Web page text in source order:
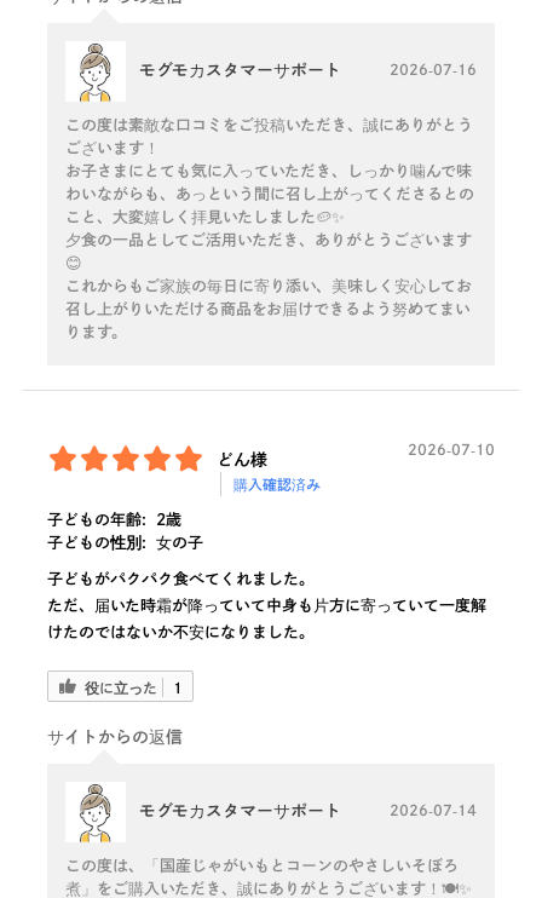
モグモカスタマーサポート 2026-07-16
この度は素敵な口コミをご投稿いただき、誠にありがとう
ございます！
お子さまにとても気に入っていただき、しっかり噛んで味
わいながらも、あっという間に召し上がってくださるとの
こと、大変嬉しく拝見いたしました🥔✨
夕食の一品としてご活用いただき、ありがとうございます
😊
これからもご家族の毎日に寄り添い、美味しく安心してお
召し上がりいただける商品をお届けできるよう努めてまい
ります。
どん様
購入確認済み
2026-07-10
子どもの年齢:
2歳
子どもの性別:
女の子
子どもがパクパク食べてくれました。
ただ、届いた時霜が降っていて中身も片方に寄っていて一度解
けたのではないか不安になりました。
役に立った 1
サイトからの返信
モグモカスタマーサポート 2026-07-14
この度は、「国産じゃがいもとコーンのやさしいそぼろ
煮」をご購入いただき、誠にありがとうございます！🍽️✨